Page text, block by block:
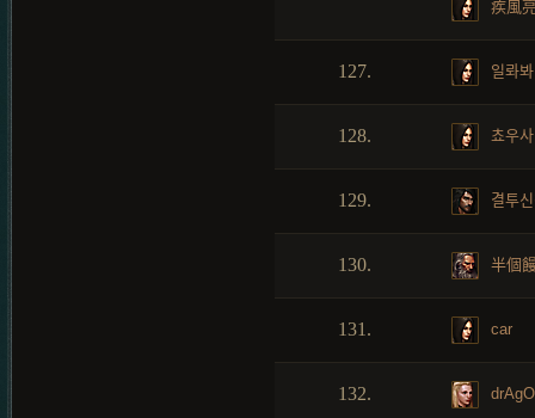
疾風
127. 일롸
128. 쵸우사
129. 결투
130. 半個
131. car
132.